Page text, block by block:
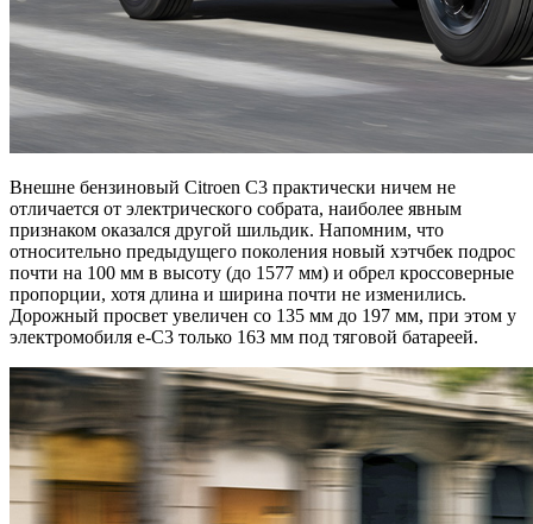
Внешне бензиновый Citroen C3 практически ничем не
отличается от электрического собрата, наиболее явным
признаком оказался другой шильдик. Напомним, что
относительно предыдущего поколения новый хэтчбек подрос
почти на 100 мм в высоту (до 1577 мм) и обрел кроссоверные
пропорции, хотя длина и ширина почти не изменились.
Дорожный просвет увеличен со 135 мм до 197 мм, при этом у
электромобиля e-C3 только 163 мм под тяговой батареей.